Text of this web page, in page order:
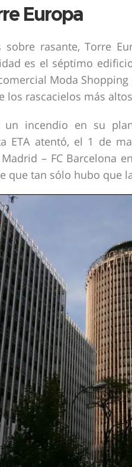
Europa
rasante, Torre
es el séptimo
Moda
los rascacielos más
incendio en su
ETA atentó, el 1 de
– FC Barcelona
que tan sólo hubo que